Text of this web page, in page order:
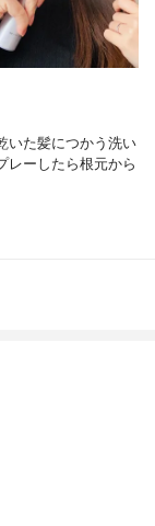
いた髪につかう洗い
レーしたら根元から